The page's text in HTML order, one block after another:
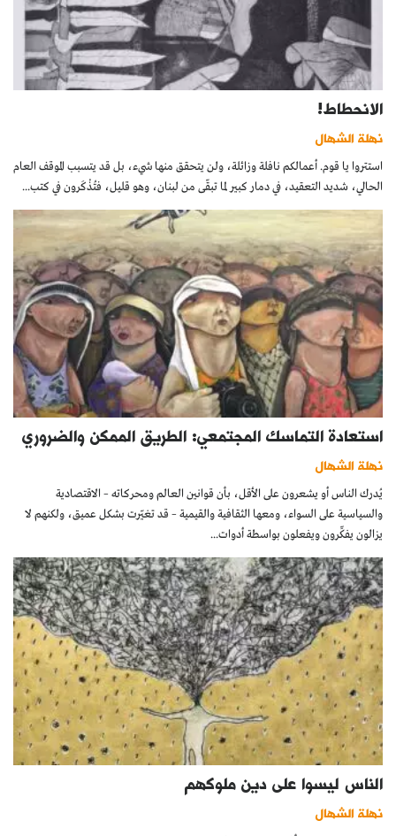
الانحطاط!
نهلة الشهال
استتروا يا قوم. أعمالكم نافلة وزائلة، ولن يتحقق منها شيء، بل قد يتسبب الموقف العام
الحالي، شديد التعقيد، في دمار كبير لما تبقّى من لبنان، وهو قليل، فتُذْكَرون في كتب...
استعادة التماسك المجتمعي: الطريق الممكن والضروري
نهلة الشهال
يُدرك الناس أو يشعرون على الأقل، بأن قوانين العالم ومحركاته – الاقتصادية
والسياسية على السواء، ومعها الثقافية والقيمية – قد تغيّرت بشكل عميق، ولكنهم لا
يزالون يفكِّرون ويفعلون بواسطة أدوات...
الناس ليسوا على دين ملوكهم
نهلة الشهال